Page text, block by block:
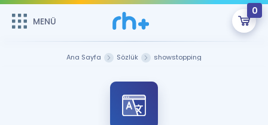
MENÜ
0
Sepetin Şu An Boş.
Remzi Hoca ile seni sınava hazırlayacak onlarca eğitim seni
bekliyor!
MENÜ
Ana Sayfa Sözlük showstopping